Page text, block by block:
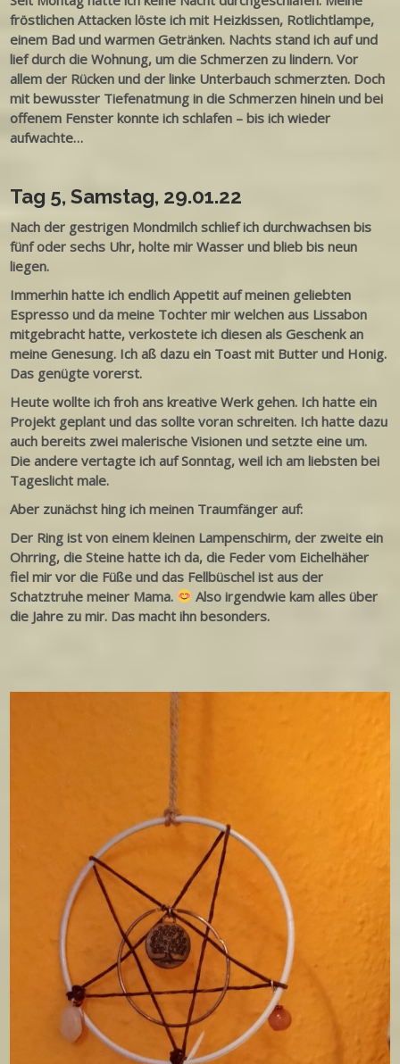
fröstlichen Attacken löste ich mit Heizkissen, Rotlichtlampe,
einem Bad und warmen Getränken. Nachts stand ich auf und
lief durch die Wohnung, um die Schmerzen zu lindern. Vor
allem der Rücken und der linke Unterbauch schmerzten. Doch
mit bewusster Tiefenatmung in die Schmerzen hinein und bei
offenem Fenster konnte ich schlafen – bis ich wieder
aufwachte…
Tag 5, Samstag, 29.01.22
Nach der gestrigen Mondmilch schlief ich durchwachsen bis
fünf oder sechs Uhr, holte mir Wasser und blieb bis neun
liegen.
Immerhin hatte ich endlich Appetit auf meinen geliebten
Espresso und da meine Tochter mir welchen aus Lissabon
mitgebracht hatte, verkostete ich diesen als Geschenk an
meine Genesung. Ich aß dazu ein Toast mit Butter und Honig.
Das genügte vorerst.
Heute wollte ich froh ans kreative Werk gehen. Ich hatte ein
Projekt geplant und das sollte voran schreiten. Ich hatte dazu
auch bereits zwei malerische Visionen und setzte eine um.
Die andere vertagte ich auf Sonntag, weil ich am liebsten bei
Tageslicht male.
Aber zunächst hing ich meinen Traumfänger auf:
Der Ring ist von einem kleinen Lampenschirm, der zweite ein
Ohrring, die Steine hatte ich da, die Feder vom Eichelhäher
fiel mir vor die Füße und das Fellbüschel ist aus der
Schatztruhe meiner Mama.
Also irgendwie kam alles über
die Jahre zu mir. Das macht ihn besonders.